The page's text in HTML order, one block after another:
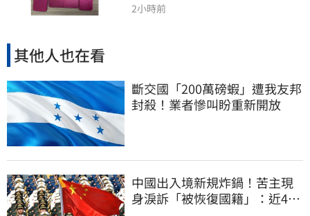
2小時前
其他人也在看
斷交國「200萬磅蝦」遭我友邦
封殺！業者慘叫盼重新開放
中國出入境新規炸鍋！苦主現
身淚訴「被恢復國籍」：近4億